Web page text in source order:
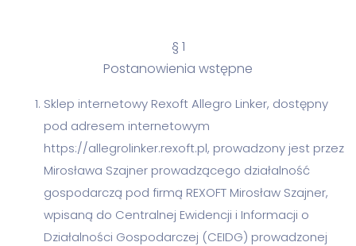
§ 1
Postanowienia wstępne
Sklep internetowy Rexoft Allegro Linker, dostępny
pod adresem internetowym
https://allegrolinker.rexoft.pl, prowadzony jest przez
Mirosława Szajner prowadzącego działalność
gospodarczą pod firmą REXOFT Mirosław Szajner,
wpisaną do Centralnej Ewidencji i Informacji o
Działalności Gospodarczej (CEIDG) prowadzonej